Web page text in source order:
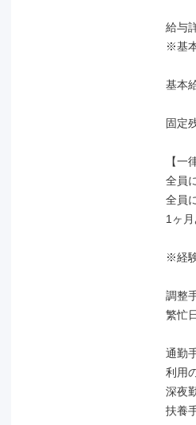
給与
※基
基本
固定
【一
全員
全員
1ヶ
※経
調整
繁忙
通勤
利用
深夜
扶養